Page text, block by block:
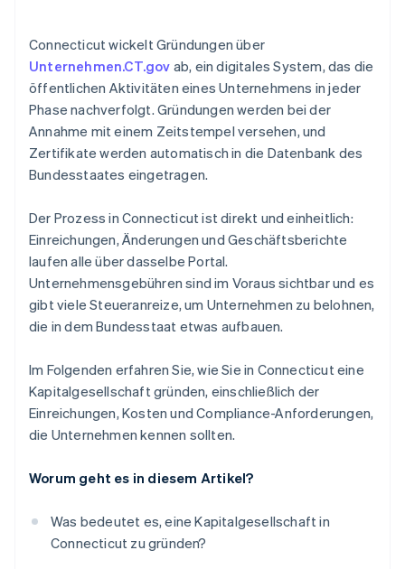
5. Governance und Aufzeichnungen einrichten
erwerben
Automatische Einreichung des 83(b)-
Steuerformulars
Hochwertige rechtliche Unternehmensdokumente
Ein Jahr Stripe Payments kostenlos, plus
Partnergutschriften und Rabatte im Wert von
Connecticut wickelt Gründungen über
Unternehmen.CT.gov ab, ein digitales System, das die
öffentlichen Aktivitäten eines Unternehmens in jeder
Phase nachverfolgt. Gründungen werden bei der
Annahme mit einem Zeitstempel versehen, und
Zertifikate werden automatisch in die Datenbank des
Bundesstaates eingetragen.
Der Prozess in Connecticut ist direkt und einheitlich:
Einreichungen, Änderungen und Geschäftsberichte
laufen alle über dasselbe Portal.
Unternehmensgebühren sind im Voraus sichtbar und es
gibt viele Steueranreize, um Unternehmen zu belohnen,
die in dem Bundesstaat etwas aufbauen.
Im Folgenden erfahren Sie, wie Sie in Connecticut eine
Kapitalgesellschaft gründen, einschließlich der
Einreichungen, Kosten und Compliance-Anforderungen,
die Unternehmen kennen sollten.
Worum geht es in diesem Artikel?
Was bedeutet es, eine Kapitalgesellschaft in
Connecticut zu gründen?